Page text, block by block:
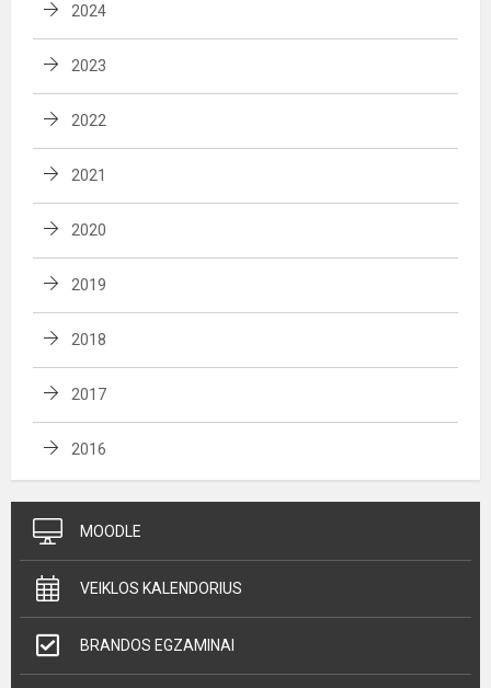
2024
2023
2022
2021
2020
2019
2018
2017
2016
MOODLE
VEIKLOS KALENDORIUS
BRANDOS EGZAMINAI